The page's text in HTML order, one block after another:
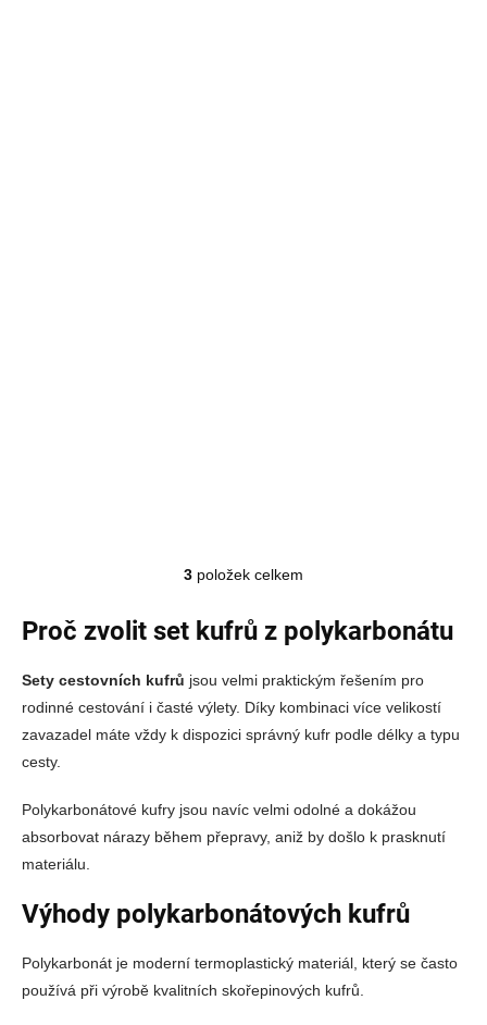
Ovládací prvky výpisu
3 položek celkem
Proč zvolit set kufrů z polykarbonátu
Sety cestovních kufrů jsou velmi praktickým řešením pro
rodinné cestování i časté výlety. Díky kombinaci více velikostí
zavazadel máte vždy k dispozici správný kufr podle délky a typu
cesty.
Polykarbonátové kufry jsou navíc velmi odolné a dokážou
absorbovat nárazy během přepravy, aniž by došlo k prasknutí
materiálu.
Výhody polykarbonátových kufrů
Polykarbonát je moderní termoplastický materiál, který se často
používá při výrobě kvalitních skořepinových kufrů.